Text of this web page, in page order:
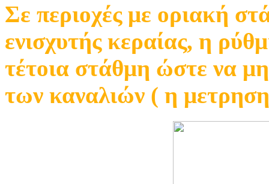
Σε περιοχές με οριακή
ενισχυτής κεραίας, η
τέτοια στάθμη ώστε να
των καναλιών ( η μετρηση